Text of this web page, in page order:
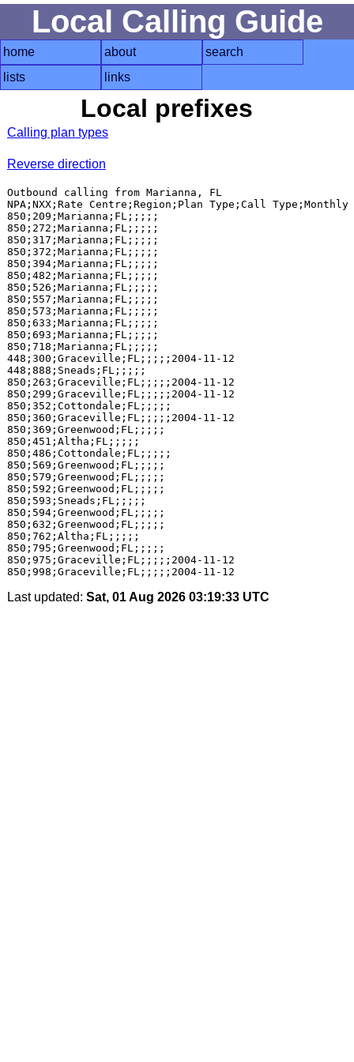
Local Calling Guide
home about
search
lists
links
Local prefixes
Calling plan types
Reverse direction
Outbound calling from Marianna, FL
NPA;NXX;Rate Centre;Region;Plan Type;Call
850;209;Marianna;FL;;;;;
850;272;Marianna;FL;;;;;
850;317;Marianna;FL;;;;;
850;372;Marianna;FL;;;;;
850;394;Marianna;FL;;;;;
850;482;Marianna;FL;;;;;
850;526;Marianna;FL;;;;;
850;557;Marianna;FL;;;;;
850;573;Marianna;FL;;;;;
850;633;Marianna;FL;;;;;
850;693;Marianna;FL;;;;;
850;718;Marianna;FL;;;;;
448;300;Graceville;FL;;;;;2004-11-12
448;888;Sneads;FL;;;;;
850;263;Graceville;FL;;;;;2004-11-12
850;299;Graceville;FL;;;;;2004-11-12
850;352;Cottondale;FL;;;;;
850;360;Graceville;FL;;;;;2004-11-12
850;369;Greenwood;FL;;;;;
850;451;Altha;FL;;;;;
850;486;Cottondale;FL;;;;;
850;569;Greenwood;FL;;;;;
850;579;Greenwood;FL;;;;;
850;592;Greenwood;FL;;;;;
850;593;Sneads;FL;;;;;
850;594;Greenwood;FL;;;;;
850;632;Greenwood;FL;;;;;
850;762;Altha;FL;;;;;
850;795;Greenwood;FL;;;;;
850;975;Graceville;FL;;;;;2004-11-12
Last updated: Sat, 01 Aug 2026 03:19:33 UTC